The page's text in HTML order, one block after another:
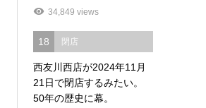
34,849 views
18 閉店
西友川西店が2024年11月
21日で閉店するみたい。
50年の歴史に幕。